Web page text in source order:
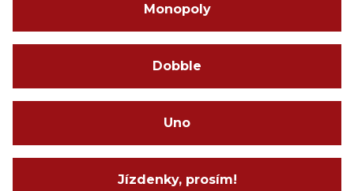
Monopoly
Dobble
Uno
Jízdenky, prosím!